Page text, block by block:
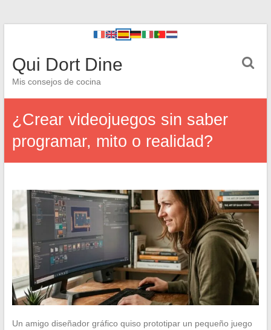
Qui Dort Dine
Mis consejos de cocina
¿Crear videojuegos sin saber
programar, mito o realidad?
Un amigo diseñador gráfico quiso prototipar un pequeño juego